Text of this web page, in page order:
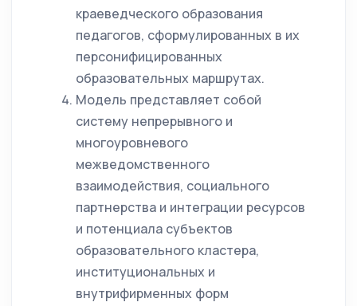
краеведческого образования
педагогов, сформулированных в их
персонифицированных
образовательных маршрутах.
Модель представляет собой
систему непрерывного и
многоуровневого
межведомственного
взаимодействия, социального
партнерства и интеграции ресурсов
и потенциала субъектов
образовательного кластера,
институциональных и
внутрифирменных форм